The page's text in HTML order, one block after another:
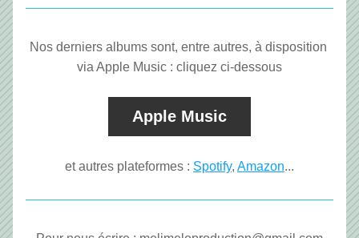
Nos derniers albums sont, entre autres, à disposition
via Apple Music : cliquez ci-dessous
Apple Music
et autres plateformes : Spotify, Amazon...